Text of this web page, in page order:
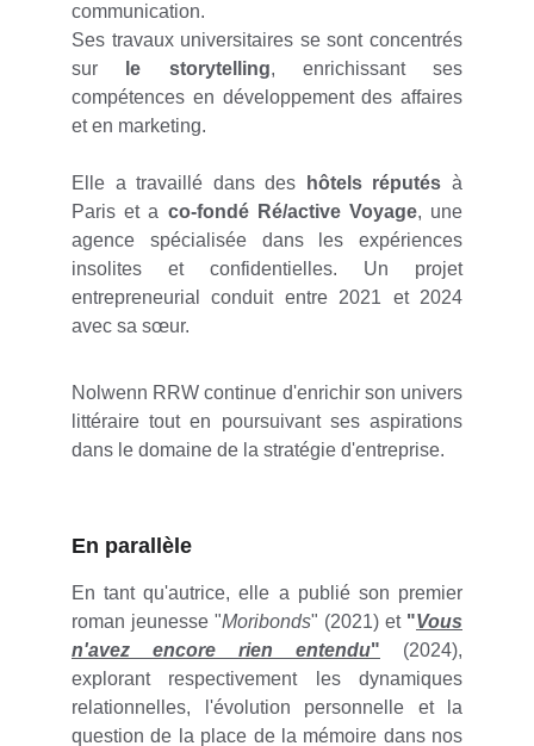
communication.
Ses travaux universitaires se sont concentrés
sur
le storytelling, enrichissant ses
compétences en développement des affaires
et en marketing.
Elle a travaillé dans des hôtels réputés à
Paris et a co-fondé Ré/active Voyage, une
agence spécialisée dans les expériences
insolites et confidentielles. Un projet
entrepreneurial conduit entre 2021 et 2024
avec sa sœur.
Nolwenn RRW continue d'enrichir son univers
littéraire tout en poursuivant ses aspirations
dans le domaine de la stratégie d'entreprise.
En parallèle
En tant qu'autrice, elle a publié son premier
roman jeunesse "Moribonds" (2021) et "Vous
n'avez encore rien entendu" (2024),
explorant respectivement les dynamiques
relationnelles, l'évolution personnelle et la
question de la place de la mémoire dans nos